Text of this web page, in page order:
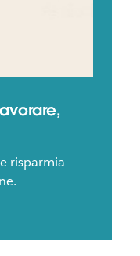
risparmia